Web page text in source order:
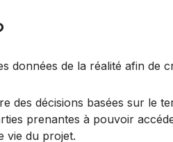
données de la réalité afin de
des décisions basées sur le
prenantes à pouvoir
vie du projet.